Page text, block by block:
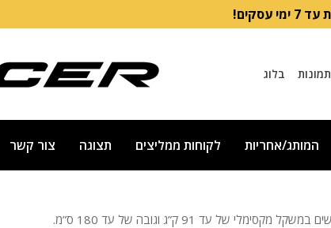
תמונות בלוג
המותג/אחריות לקוחות ממליצים תצוגה צור קשר
של עד 91 ק”ג וגובה של עד 180 ס”מ.